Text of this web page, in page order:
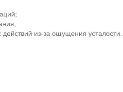
из-за ощущения усталости.